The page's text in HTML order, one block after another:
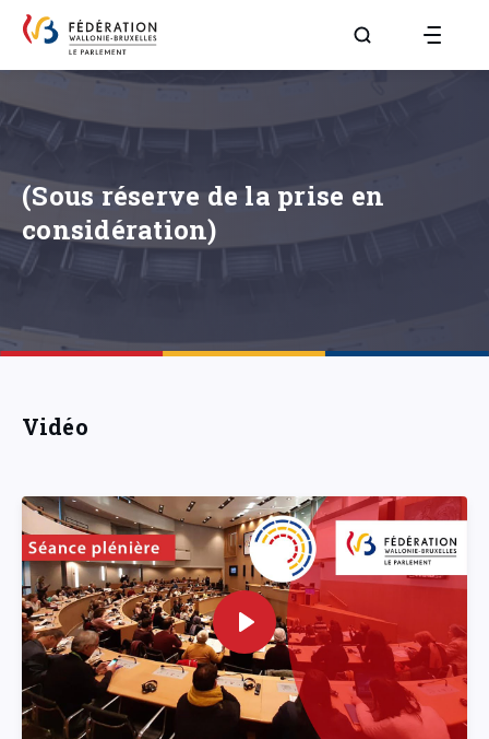
Aller à la page
(Sous réserve de la prise en
considération)
Vidéo